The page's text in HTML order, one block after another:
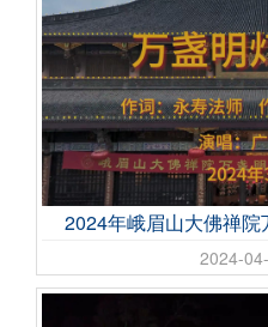
2024年峨眉山大佛禅
2024-